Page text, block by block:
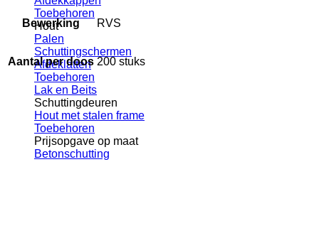
Toebehoren
Hout
Palen
Schuttingschermen
Afdeklatten
Toebehoren
Lak en Beits
Schuttingdeuren
Hout met stalen frame
Toebehoren
Prijsopgave op maat
Betonschutting
Bewerking RVS
Aantal per doos 200 stuks